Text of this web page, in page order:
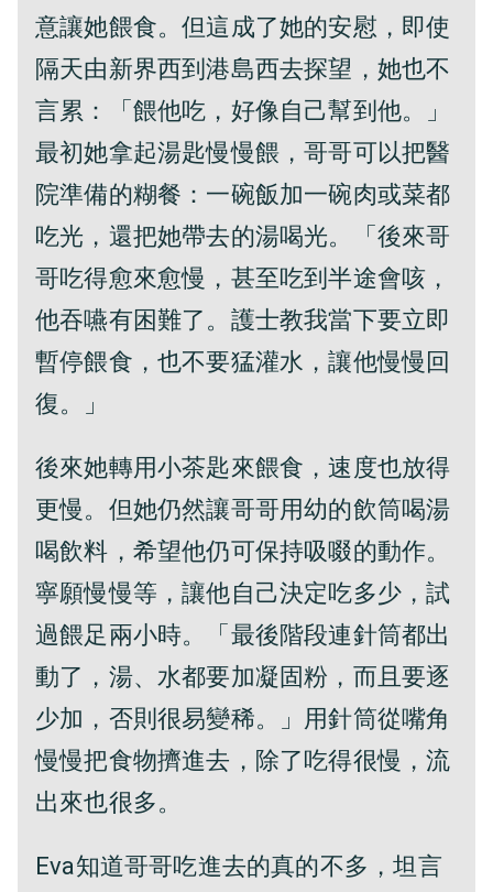
意讓她餵食。但這成了她的安慰，即使
隔天由新界西到港島西去探望，她也不
言累：「餵他吃，好像自己幫到他。」
最初她拿起湯匙慢慢餵，哥哥可以把醫
院準備的糊餐：一碗飯加一碗肉或菜都
吃光，還把她帶去的湯喝光。「後來哥
哥吃得愈來愈慢，甚至吃到半途會咳，
他吞嚥有困難了。護士教我當下要立即
暫停餵食，也不要猛灌水，讓他慢慢回
復。」
後來她轉用小茶匙來餵食，速度也放得
更慢。但她仍然讓哥哥用幼的飲筒喝湯
喝飲料，希望他仍可保持吸啜的動作。
寧願慢慢等，讓他自己決定吃多少，試
過餵足兩小時。「最後階段連針筒都出
動了，湯、水都要加凝固粉，而且要逐
少加，否則很易變稀。」用針筒從嘴角
慢慢把食物擠進去，除了吃得很慢，流
出來也很多。
Eva知道哥哥吃進去的真的不多，坦言